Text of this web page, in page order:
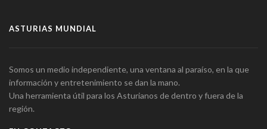
ASTURIAS MUNDIAL
Somos un medio independiente, una ventana al paraíso, en la que
información y entretenimiento se dan la mano.
Una herramienta útil para los Asturianos de dentro y fuera de la
región.